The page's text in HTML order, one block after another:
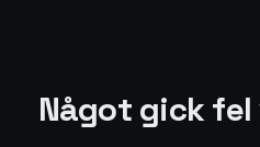
Något gick